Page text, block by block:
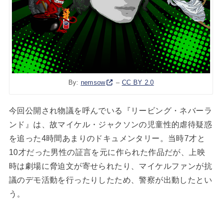
By: nemsow – CC BY 2.0
今回公開され物議を呼んでいる『リービング・ネバーラ
ンド』は、故マイケル・ジャクソンの児童性的虐待疑惑
を追った4時間あまりのドキュメンタリー。当時7才と
10才だった男性の証言を元に作られた作品だが、上映
時は劇場に脅迫文が寄せられたり、マイケルファンが抗
議のデモ活動を行ったりしたため、警察が出動したとい
う。